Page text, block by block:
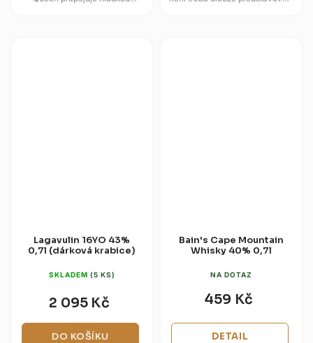
Lagavulin 16YO 43%
0,7l (dárková krabice)
SKLADEM (5 KS)
2 095 Kč
DO KOŠÍKU
Bain's Cape Mountain
Whisky 40% 0,7l
NA DOTAZ
459 Kč
DETAIL